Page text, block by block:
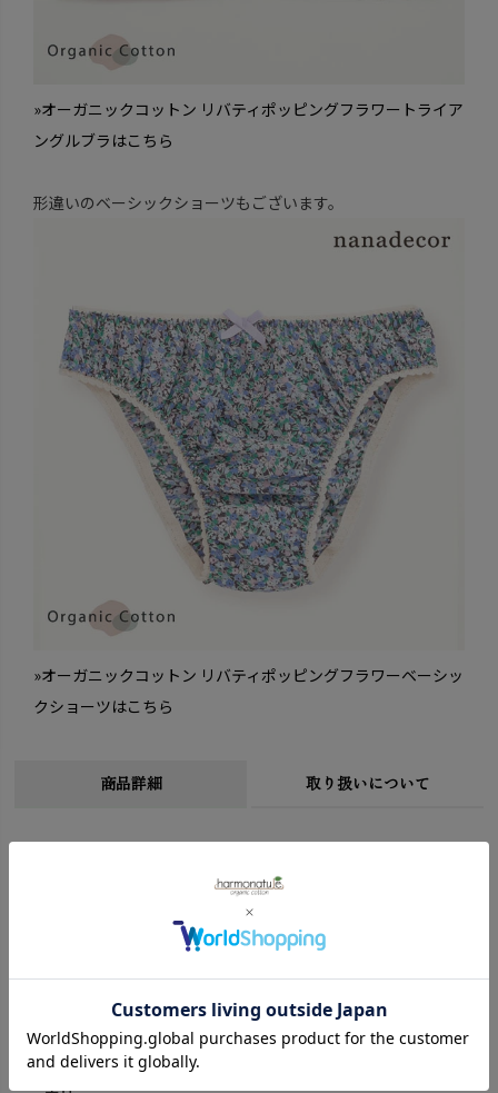
»オーガニックコットン リバティポッピングフラワートライア
ングルブラはこちら
形違いのベーシックショーツもございます。
»オーガニックコットン リバティポッピングフラワーベーシッ
クショーツはこちら
商品詳細 取り扱いについて
M:(ウエスト64-70cm ヒップ87-95cm)
L:(ウエスト69-77cm ヒップ92-100cm)
※( )内は適応サイズ
※衣料品の特性上、個体差がある旨ご了承ください。